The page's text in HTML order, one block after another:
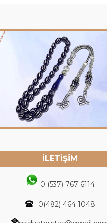
İLETİŞİM
0 (537) 767 6114
0(482) 464 1048